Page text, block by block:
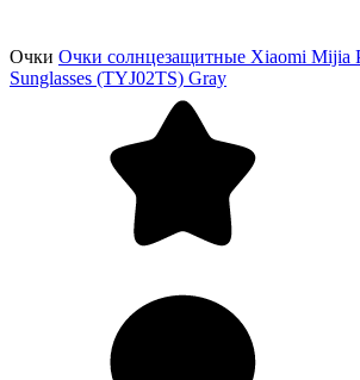
Очки Очки солнцезащитные Xiaomi Mijia
Sunglasses (TYJ02TS) Gray